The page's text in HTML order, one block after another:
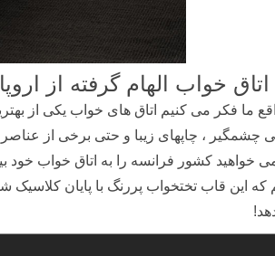
خواب الهام گرفته از اروپا
ما فکر می کنیم اتاق های خواب یکی از
چشمگیر ، چاپهای زیبا و حتی برخی از
خواهید کشور فرانسه را به اتاق خواب خود
که این قاب تختخواب پررنگ با پایان